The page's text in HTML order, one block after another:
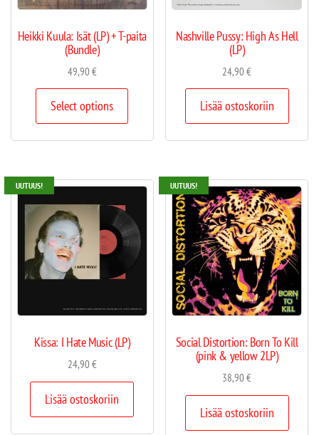
Heikki Kuula: Isät (LP) + T-paita
(Bundle)
49,90€
Select options
Nashville Pussy: High As Hell
(LP)
24,90€
Lisää ostoskoriin
UUTUUS!
Kissa: I Hate Music (LP)
24,90€
Lisää ostoskoriin
UUTUUS!
Social Distortion: Born To Kill
(pink & yellow 2LP)
38,90€
Lisää ostoskoriin